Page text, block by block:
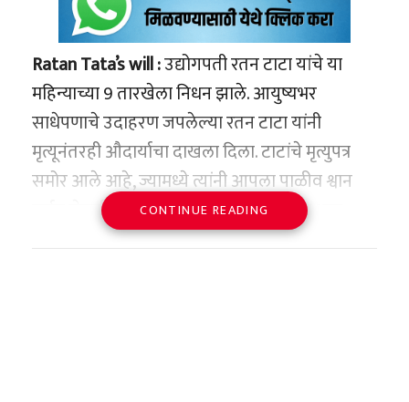
Ratan Tata’s will :उद्योगपती रतन टाटा यांचे या
महिन्याच्या 9 तारखेला निधन झाले. आयुष्यभर
साधेपणाचे उदाहरण जपलेल्या रतन टाटा यांनी
मृत्यूनंतरही औदार्याचा दाखला दिला. टाटांचे मृत्युपत्र
समोर आले आहे, ज्यामध्ये त्यांनी आपला पाळीव श्वान
जर्मन शेफर्ड ‘टिटो’साठी देखील संपत्तीचा एक भाग
ठेवला आहे. या मृत्युपत्रात त्यांचा स्वयंपाकी राजन शॉ
CONTINUE READING